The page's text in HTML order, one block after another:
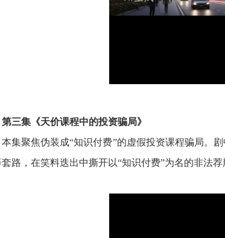
第三集《天价课程中的投资骗局》
本集聚焦伪装成“知识付费”的虚假投资课程骗局。
路，在笑料迭出中撕开以“知识付费”为名的非法